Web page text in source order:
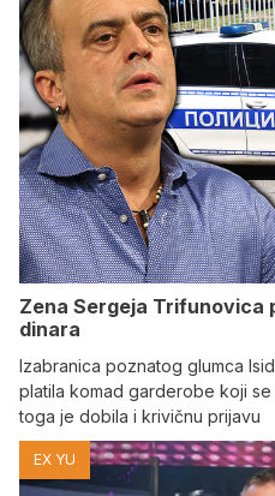
Zena Sergeja Trifunovica
dinara
Izabranica poznatog glumca
platila komad garderobe koji
toga je dobila i krivičnu prijavu
EX YU